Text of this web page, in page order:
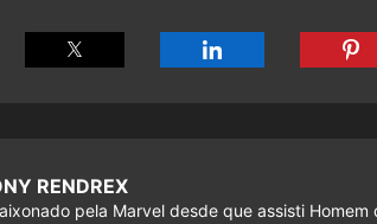
RENDREX
pela Marvel desde que assisti Homem